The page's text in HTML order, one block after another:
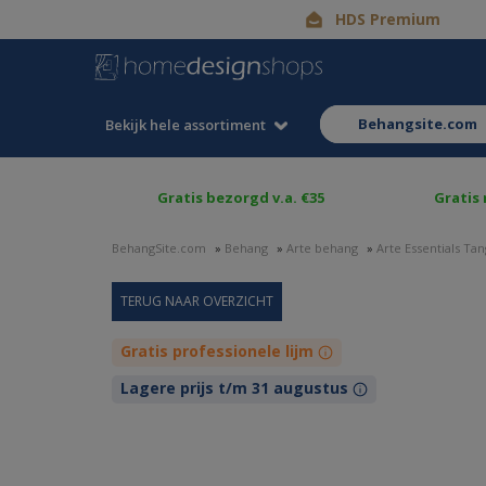
HDS Premium
Bekijk hele assortiment behangsite.com
Gratis bezorgd v.a. €35 Gratis
BehangSite.com » Behang » Arte behang » Arte Essentials
Gratis professionele lijm
Lagere prijs t/m 31 augustus